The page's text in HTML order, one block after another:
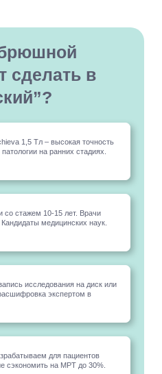
сделать в
1,5 Тл – высокая точность
на ранних стадиях.
со стажем 10-15 лет. Врачи
медицинских наук.
исследования на диск или
экспертом в
для пациентов
сэкономить на МРТ до 30%.